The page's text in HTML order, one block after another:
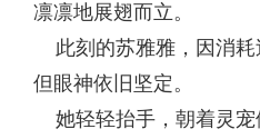
凛凛地展翅而立。
此刻的苏雅雅，因消耗
但眼神依旧坚定。
她轻轻抬手，朝着灵宠